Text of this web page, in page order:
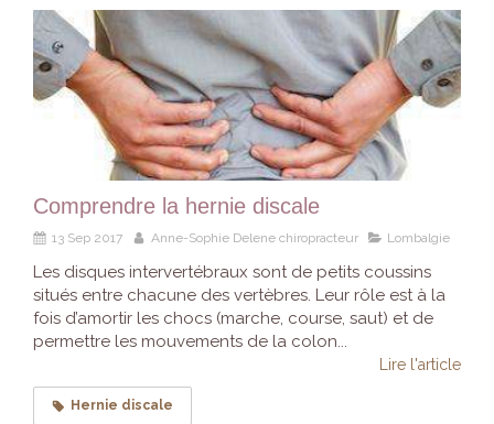
Comprendre la hernie discale
13 Sep 2017 Anne-Sophie Delene chiropracteur Lombalgie
Les disques intervertébraux sont de petits coussins
situés entre chacune des vertèbres. Leur rôle est à la
fois d’amortir les chocs (marche, course, saut) et de
permettre les mouvements de la colon...
Lire l'article
Hernie discale